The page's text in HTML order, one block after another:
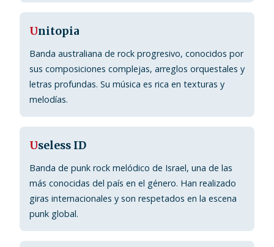
Unitopia
Banda australiana de rock progresivo, conocidos por
sus composiciones complejas, arreglos orquestales y
letras profundas. Su música es rica en texturas y
melodías.
Useless ID
Banda de punk rock melódico de Israel, una de las
más conocidas del país en el género. Han realizado
giras internacionales y son respetados en la escena
punk global.